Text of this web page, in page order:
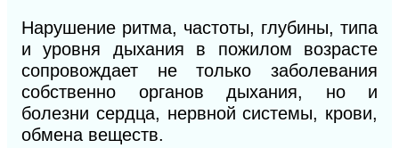
Нарушение ритма, частоты, глубины, типа
и уровня дыхания в пожилом возрасте
сопровождает не только заболевания
собственно органов дыхания, но и
болезни сердца, нервной системы, крови,
обмена веществ.